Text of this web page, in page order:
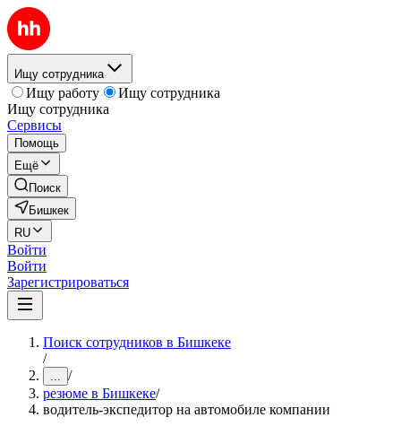
Ищу сотрудника
Ищу работу
Ищу сотрудника
Ищу сотрудника
Сервисы
Помощь
Ещё
Поиск
Бишкек
RU
Войти
Войти
Зарегистрироваться
Поиск сотрудников в Бишкеке
/
... /
резюме в Бишкеке/
водитель-экспедитор на автомобиле компании